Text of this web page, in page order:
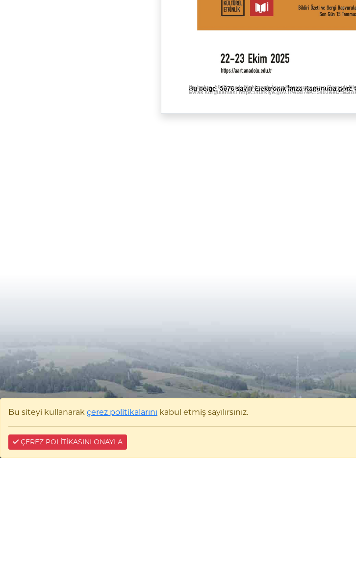
Bu siteyi kullanarak çerez politikalarını kabul etmiş sayılırsınız.
ÇEREZ POLİTİKASINI ONAYLA